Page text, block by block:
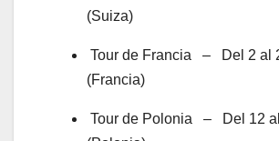
(Suiza)
Tour de Francia – Del 2 al
(Francia)
Tour de Polonia – Del 12